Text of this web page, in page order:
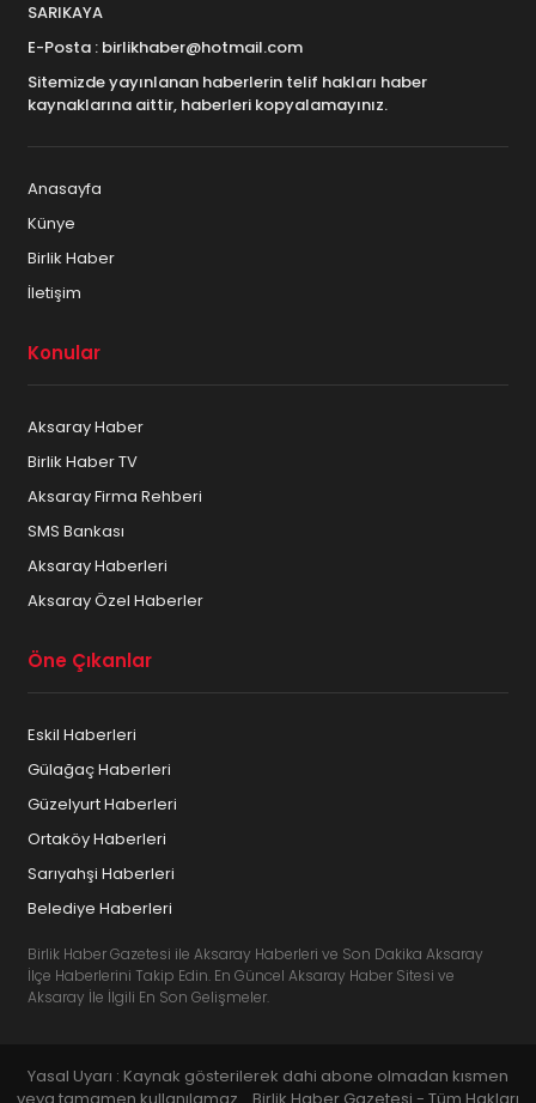
SARIKAYA
E-Posta : birlikhaber@hotmail.com
Sitemizde yayınlanan haberlerin telif hakları haber
kaynaklarına aittir, haberleri kopyalamayınız.
Anasayfa
Künye
Birlik Haber
İletişim
Konular
Aksaray Haber
Birlik Haber TV
Aksaray Firma Rehberi
SMS Bankası
Aksaray Haberleri
Aksaray Özel Haberler
Öne Çıkanlar
Eskil Haberleri
Gülağaç Haberleri
Güzelyurt Haberleri
Ortaköy Haberleri
Sarıyahşi Haberleri
Belediye Haberleri
Birlik Haber Gazetesi ile Aksaray Haberleri ve Son Dakika Aksaray
İlçe Haberlerini Takip Edin. En Güncel Aksaray Haber Sitesi ve
Aksaray İle İlgili En Son Gelişmeler.
Yasal Uyarı : Kaynak gösterilerek dahi abone olmadan kısmen